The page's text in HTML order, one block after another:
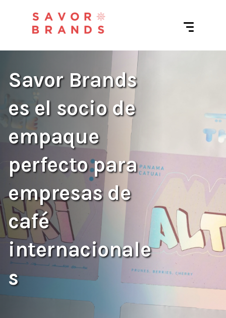
Savor Brands
es el socio de
empaque
perfecto para
empresas de
café
internacionale
s